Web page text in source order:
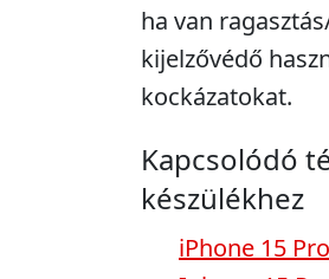
ha van
kijelzővédő
kockázatokat.
Kapcsolódó
készülékhez
iPhone 15